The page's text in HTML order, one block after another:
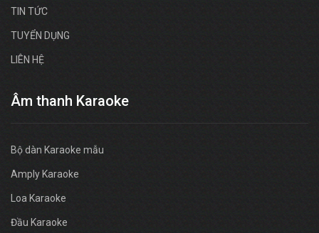
TIN TỨC
TUYỂN DỤNG
LIÊN HỆ
Âm thanh Karaoke
Bộ dàn Karaoke mẫu
Amply Karaoke
Loa Karaoke
Đầu Karaoke